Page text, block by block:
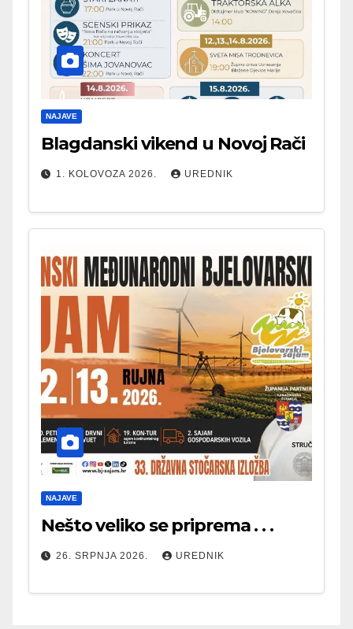
NAJAVE
Blagdanski vikend u Novoj Rači
1. KOLOVOZA 2026. UREDNIK
NAJAVE
Nešto veliko se priprema . . .
26. SRPNJA 2026. UREDNIK